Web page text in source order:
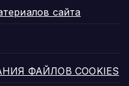
сайта
ФАЙЛОВ COOKIES